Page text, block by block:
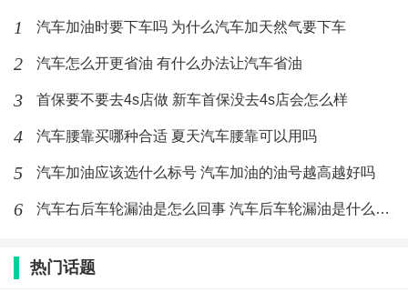
汽车怎么开更省油 有什么办法让汽车省
气要下车
(355)人喜欢 2020-02-21
汽车加油应该选什么标号 汽车加油的油
1 汽车加油时要下车吗 为什么汽车加天然气要下车
2 汽车怎么开更省油 有什么办法让汽车省油
3 首保要不要去4s店做 新车首保没去4s店会怎么样
4 汽车腰靠买哪种合适 夏天汽车腰靠可以用吗
5 汽车加油应该选什么标号 汽车加油的油号越高越好吗
6 汽车右后车轮漏油是怎么回事 汽车后车轮漏油是什么原因
热门话题